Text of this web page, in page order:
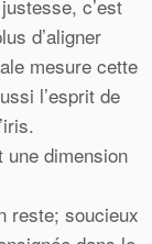
c’est
d’aligner
mesure cette
l’esprit de
une dimension
reste; soucieux